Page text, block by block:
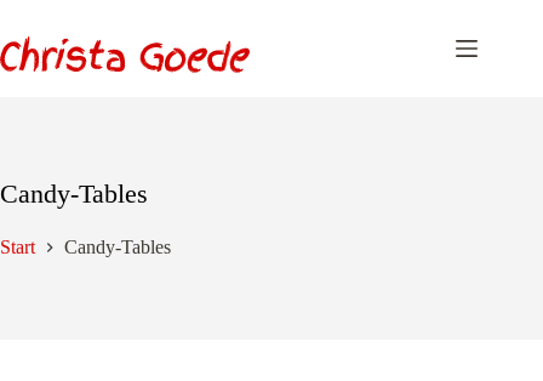
springen
Candy-Tables
Start Candy-Tables